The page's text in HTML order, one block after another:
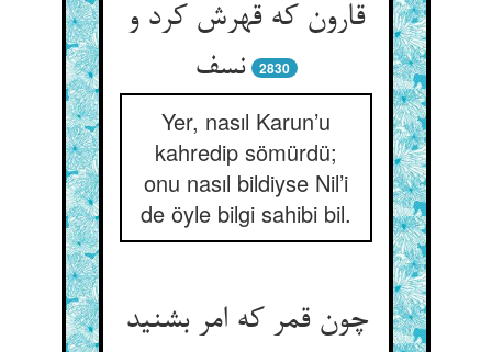
قارون که قهرش کرد و
نسف
2830
Yer, nasıl Karun’u
kahredip sömürdü;
onu nasıl bildiyse Nil’i
de öyle bilgi sahibi bil.
چون قمر که امر بشنید